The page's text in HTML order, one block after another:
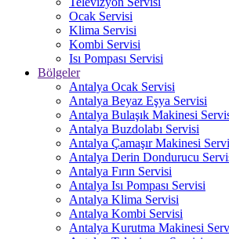
Ocak Servisi
Klima Servisi
Kombi Servisi
Isı Pompası Servisi
Bölgeler
Antalya Ocak Servisi
Antalya Beyaz Eşya Servisi
Antalya Bulaşık Makinesi
Antalya Buzdolabı Servisi
Antalya Çamaşır Makinesi
Antalya Derin Dondurucu
Antalya Fırın Servisi
Antalya Isı Pompası Servisi
Antalya Klima Servisi
Antalya Kombi Servisi
Antalya Kurutma Makinesi